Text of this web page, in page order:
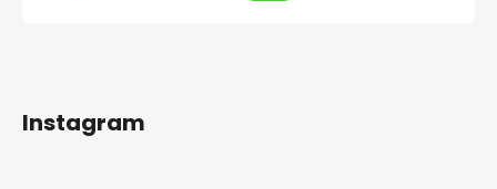
Instagram